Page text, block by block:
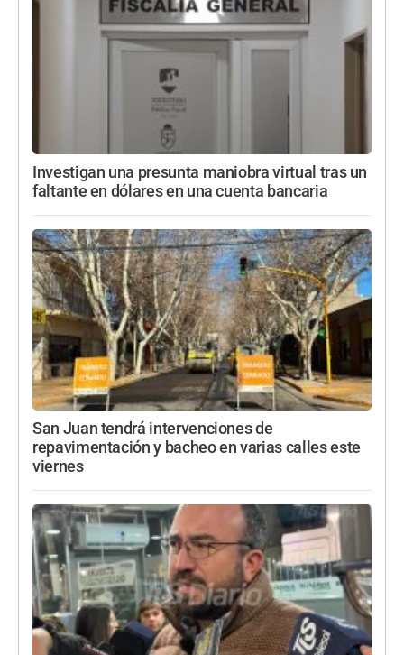
Investigan una presunta maniobra virtual tras un
faltante en dólares en una cuenta bancaria
San Juan tendrá intervenciones de
repavimentación y bacheo en varias calles este
viernes